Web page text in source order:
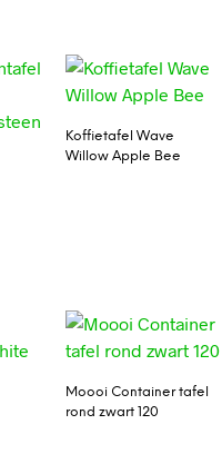
Koffietafel Wave
Willow Apple Bee
Moooi Container tafel
rond zwart 120